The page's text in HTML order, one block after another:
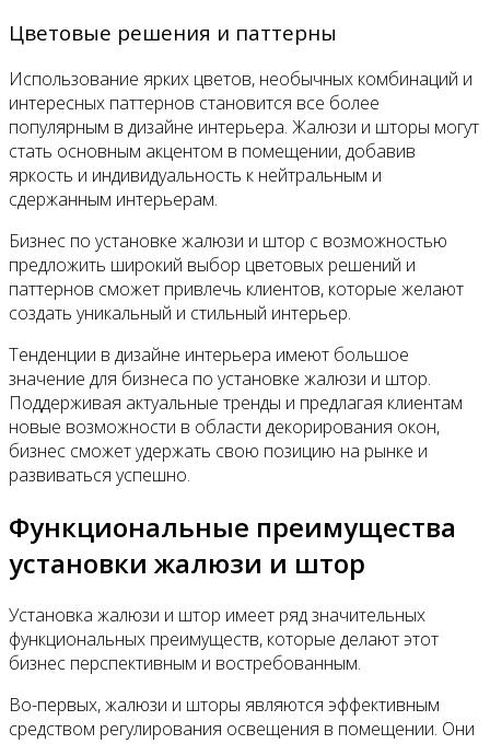
Цветовые решения и паттерны
Использование ярких цветов, необычных комбинаций и
интересных паттернов становится все более
популярным в дизайне интерьера. Жалюзи и шторы могут
стать основным акцентом в помещении, добавив
яркость и индивидуальность к нейтральным и
сдержанным интерьерам.
Бизнес по установке жалюзи и штор с возможностью
предложить широкий выбор цветовых решений и
паттернов сможет привлечь клиентов, которые желают
создать уникальный и стильный интерьер.
Тенденции в дизайне интерьера имеют большое
значение для бизнеса по установке жалюзи и штор.
Поддерживая актуальные тренды и предлагая клиентам
новые возможности в области декорирования окон,
бизнес сможет удержать свою позицию на рынке и
развиваться успешно.
Функциональные преимущества
установки жалюзи и штор
Установка жалюзи и штор имеет ряд значительных
функциональных преимуществ, которые делают этот
бизнес перспективным и востребованным.
Во-первых, жалюзи и шторы являются эффективным
средством регулирования освещения в помещении. Они